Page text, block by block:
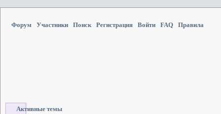
Форум Участники Поиск Регистрация Войти FAQ Правила
Активные темы